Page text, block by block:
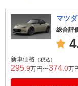
マツ
総合評
新車価格 （税込）
295 .9万円〜374 .0万